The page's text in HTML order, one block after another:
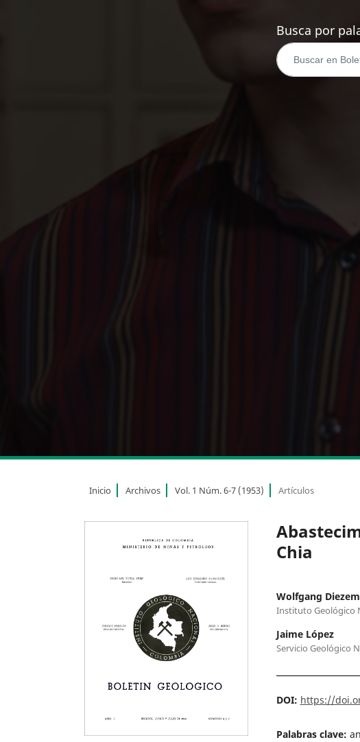
Busca por
Inicio Archivos Vol. 1 Núm. 6-7 (1953) Artículos
Chia
Wolfgang
Instituto Geológico
Jaime López
Servicio Geológico
DOI: https://
Palabras clave: